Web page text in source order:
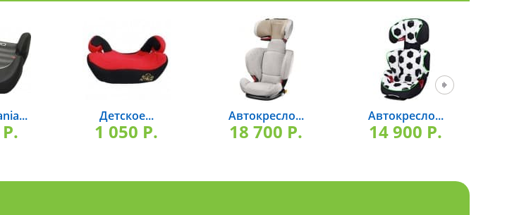
Детское...
1 050 P.
Автокресло...
18 700 P.
Автокресло...
14 900 P.